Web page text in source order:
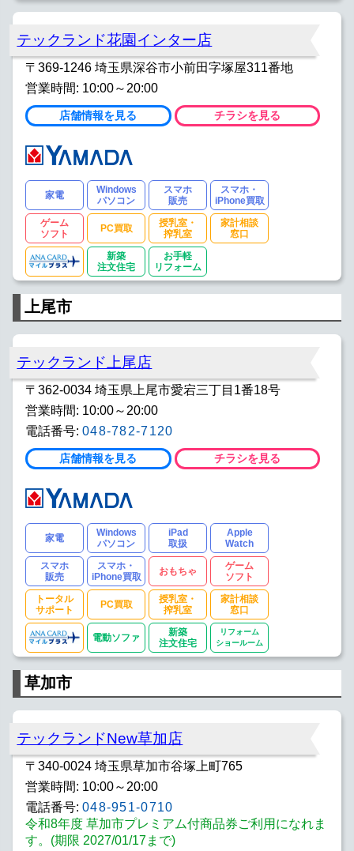
テックランド花園インター店
〒369-1246 埼玉県深谷市小前田字塚屋311番地
営業時間: 10:00～20:00
店舗情報を見る チラシを見る
家電
Windows
パソコン
スマホ
販売
スマホ・
iPhone買取
ゲーム
ソフト
PC買取
授乳室・
搾乳室
家計相談
窓口
新築
注文住宅
お手軽
リフォーム
上尾市
テックランド上尾店
〒362-0034 埼玉県上尾市愛宕三丁目1番18号
営業時間: 10:00～20:00
電話番号: 048-782-7120
店舗情報を見る チラシを見る
家電
Windows
パソコン
iPad
取扱
Apple
Watch
スマホ
販売
スマホ・
iPhone買取
おもちゃ
ゲーム
ソフト
トータル
サポート
PC買取
授乳室・
搾乳室
家計相談
窓口
電動ソファ
新築
注文住宅
リフォーム
ショールーム
草加市
テックランドNew草加店
〒340-0024 埼玉県草加市谷塚上町765
営業時間: 10:00～20:00
電話番号: 048-951-0710
令和8年度 草加市プレミアム付商品券ご利用になれま
す。(期限 2027/01/17まで)